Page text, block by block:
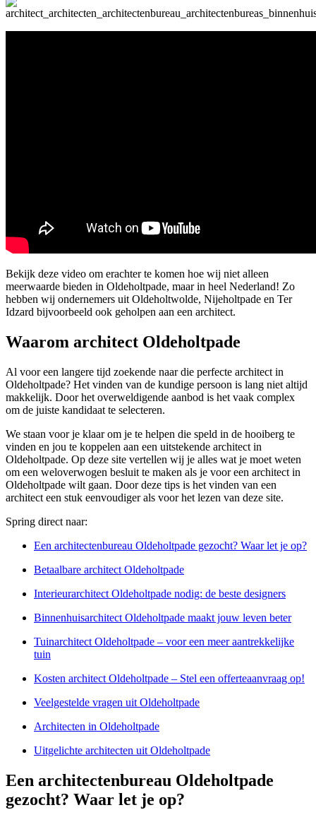
Bekijk deze video om erachter te komen hoe wij niet alleen
meerwaarde bieden in Oldeholtpade, maar in heel Nederland! Zo
hebben wij ondernemers uit Oldeholtwolde, Nijeholtpade en Ter
Idzard bijvoorbeeld ook geholpen aan een architect.
Waarom architect Oldeholtpade
Al voor een langere tijd zoekende naar die perfecte architect in
Oldeholtpade? Het vinden van de kundige persoon is lang niet altijd
makkelijk. Door het overweldigende aanbod is het vaak complex
om de juiste kandidaat te selecteren.
We staan voor je klaar om je te helpen die speld in de hooiberg te
vinden en jou te koppelen aan een uitstekende architect in
Oldeholtpade. Op deze site vertellen wij je alles wat je moet weten
om een weloverwogen besluit te maken als je voor een architect in
Oldeholtpade wilt gaan. Door deze tips is het vinden van een
architect een stuk eenvoudiger als voor het lezen van deze site.
Spring direct naar:
Een architectenbureau Oldeholtpade gezocht? Waar let je op?
Betaalbare architect Oldeholtpade
Interieurarchitect Oldeholtpade nodig: de beste designers
Binnenhuisarchitect Oldeholtpade maakt jouw leven beter
Tuinarchitect Oldeholtpade – voor een meer aantrekkelijke
tuin
Kosten architect Oldeholtpade – Stel een offerteaanvraag op!
Veelgestelde vragen uit Oldeholtpade
Architecten in Oldeholtpade
Uitgelichte architecten uit Oldeholtpade
Een architectenbureau Oldeholtpade
gezocht? Waar let je op?